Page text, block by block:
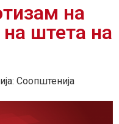
на
штета на
Соопштенија